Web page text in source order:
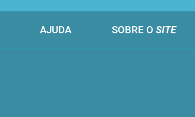
AJUDA SOBRE O SITE